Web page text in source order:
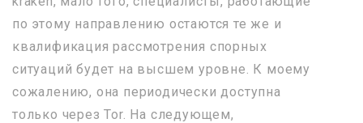
по этому направлению остаются те же и
квалификация рассмотрения спорных
ситуаций будет на высшем уровне. К моему
сожалению, она периодически доступна
только через Tor. На следующем,